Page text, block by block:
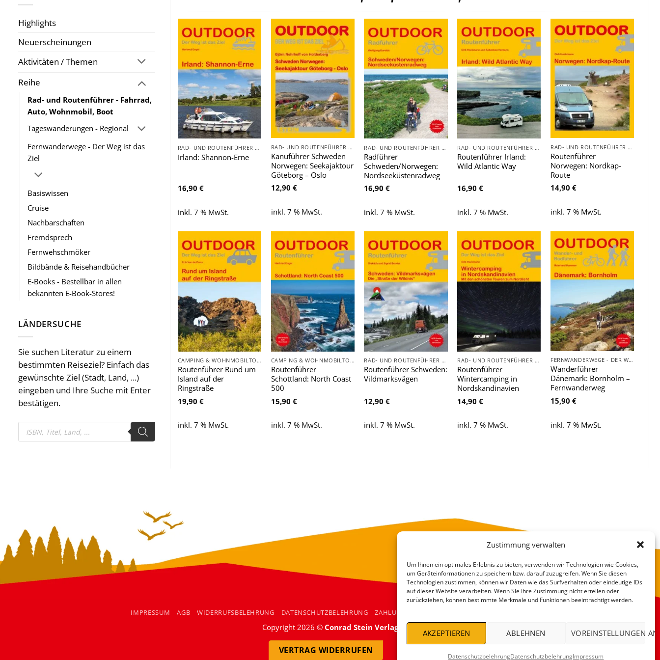
Zustimmung verwalten
Um Ihnen ein optimales Erlebnis zu bieten, verwenden wir Technologien wie Cookies,
um Geräteinformationen zu speichern bzw. darauf zuzugreifen. Wenn Sie diesen
Technologien zustimmen, können wir Daten wie das Surfverhalten oder eindeutige IDs
auf dieser Website verarbeiten. Wenn Sie Ihre Zustimmung nicht erteilen oder
zurückziehen, können bestimmte Merkmale und Funktionen beeinträchtigt werden.
AKZEPTIEREN ABLEHNEN VOREINSTELLUNGEN
DatenschutzbelehrungDatenschutzbelehrungImpressum
Highlights
Neuerscheinungen
Aktivitäten / Themen
Reihe
Rad- und Routenführer - Fahrrad,
Auto, Wohnmobil, Boot
Tageswanderungen - Regional
Fernwanderwege - Der Weg ist das
Ziel
Basiswissen
Cruise
Nachbarschaften
Fremdsprech
Fernwehschmöker
Bildbände & Reisehandbücher
E-Books - Bestellbar in allen
bekannten E-Book-Stores!
LÄNDERSUCHE
Sie suchen Literatur zu einem
bestimmten Reiseziel? Einfach das
gewünschte Ziel (Stadt, Land, ...)
eingeben und Ihre Suche mit Enter
bestätigen.
Products
search
Zu
hinzufügen
RAD- UND ROUTENFÜHRER - FAHRRAD, AUTO, WOHNMOBIL, BOOT
Irland: Shannon-Erne
16,90 €
inkl. 7 % MwSt.
Zu
Wunschliste
hinzufügen
RAD- UND ROUTENFÜHRER - FAHRRAD, AUTO, WOHNMOBIL, BOOT
Kanuführer Schweden
Norwegen: Seekajaktour
Göteborg – Oslo
12,90 €
inkl. 7 % MwSt.
Zu
Wunschliste
hinzufügen
RAD- UND ROUTENFÜHRER - FAHRRAD, AUTO, WOHNMOBIL, BOOT
Radführer
Schweden/Norwegen:
Nordseeküstenradweg
16,90€
inkl. 7 % MwSt.
Zu
Wunschliste
hinzufügen
RAD- UND ROUTENFÜHRER - FAHRRAD, AUTO, WOHNMOBIL, BOOT
Routenführer Irland:
Wild Atlantic Way
16,90€
inkl. 7 % MwSt.
Wunschliste
hinzufügen
RAD- UND ROUTENFÜHRER - FAHRRAD, AUTO, WOHNMOBIL, BOOT
Routenführer
Norwegen: Nordkap-
Route
14,90 €
inkl. 7 % MwSt.
Zu
Wunschliste
hinzufügen
CAMPING & WOHNMOBILTOUREN
Routenführer Rund um
Island auf der
Ringstraße
19,90 €
inkl. 7 % MwSt.
Zu
Wunschliste
hinzufügen
CAMPING & WOHNMOBILTOUREN
Routenführer
Schottland: North Coast
500
15,90 €
inkl. 7 % MwSt.
Zu
Wunschliste
hinzufügen
RAD- UND ROUTENFÜHRER - FAHRRAD, AUTO, WOHNMOBIL, BOOT
Routenführer Schweden:
Vildmarksvägen
12,90€
inkl. 7 % MwSt.
Zu
Wunschliste
hinzufügen
RAD- UND ROUTENFÜHRER - FAHRRAD, AUTO, WOHNMOBIL, BOOT
Routenführer
Wintercamping in
Nordskandinavien
14,90€
inkl. 7 % MwSt.
Zu
Wunschliste
hinzufügen
FERNWANDERWEGE - DER WEG IST DAS ZIEL
Wanderführer
Dänemark: Bornholm –
Fernwanderweg
15,90 €
inkl. 7 % MwSt.
IMPRESSUM AGB WIDERRUFSBELEHRUNG DATENSCHUTZBELEHRUNG ZAHLUNGSARTEN
Copyright 2026 © Conrad Stein Verlag
VERTRAG WIDERRUFEN